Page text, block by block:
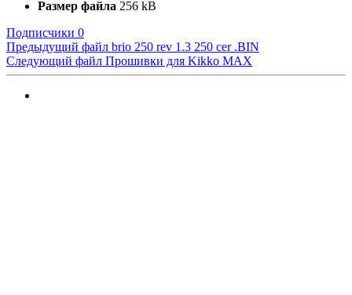
Размер файла 256 kB
Подписчики 0
Предыдущий файл brio 250 rev 1.3 250 cer .BIN
Следующий файл Прошивки для Kikko MAX